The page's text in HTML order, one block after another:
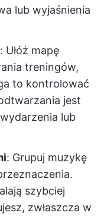
lub wyjaśnienia
: Ułóż mapę
treningów,
to kontrolować
jest
lub
: Grupuj muzykę
szybciej
zwłaszcza w